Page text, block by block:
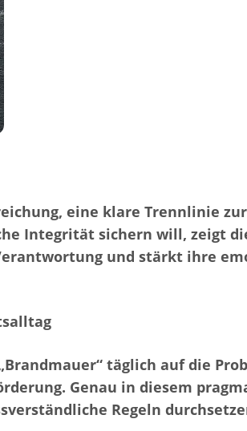
eine klare Trennlinie
Integrität sichern will, zeigt
und stärkt ihre
täglich auf die
Genau in diesem
Regeln